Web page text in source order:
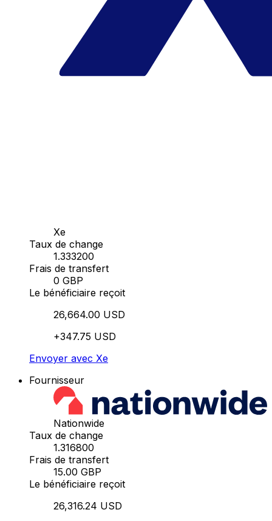
Xe
Taux de change
1.333200
Frais de transfert
0 GBP
Le bénéficiaire reçoit
26,664.00 USD
+347.75 USD
Envoyer avec Xe
Fournisseur
Nationwide
Taux de change
1.316800
Frais de transfert
15.00 GBP
Le bénéficiaire reçoit
26,316.24 USD